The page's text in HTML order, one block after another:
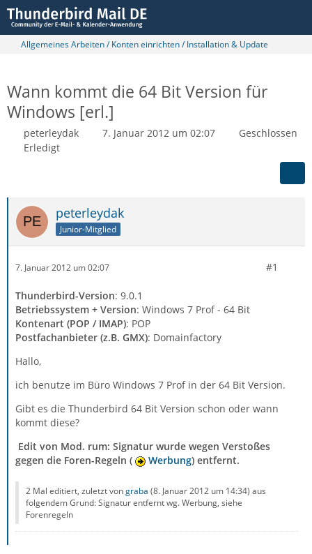
Allgemeines Arbeiten / Konten einrichten / Installation & Update
Wann kommt die 64 Bit Version für
Windows [erl.]
peterleydak 7. Januar 2012 um 02:07
Geschlossen
Erledigt
peterleydak
Junior-Mitglied
7. Januar 2012 um 02:07 #1
Thunderbird-Version: 9.0.1
Betriebssystem + Version: Windows 7 Prof - 64 Bit
Kontenart (POP / IMAP): POP
Postfachanbieter (z.B. GMX): Domainfactory
Hallo,
ich benutze im Büro Windows 7 Prof in der 64 Bit Version.
Gibt es die Thunderbird 64 Bit Version schon oder wann
kommt diese?
Edit von Mod. rum: Signatur wurde wegen Verstoßes
gegen die Foren-Regeln (
Werbung) entfernt.
2 Mal editiert, zuletzt vongraba (8. Januar 2012 um 14:34) aus
folgendem Grund: Signatur entfernt wg. Werbung, siehe
Forenregeln